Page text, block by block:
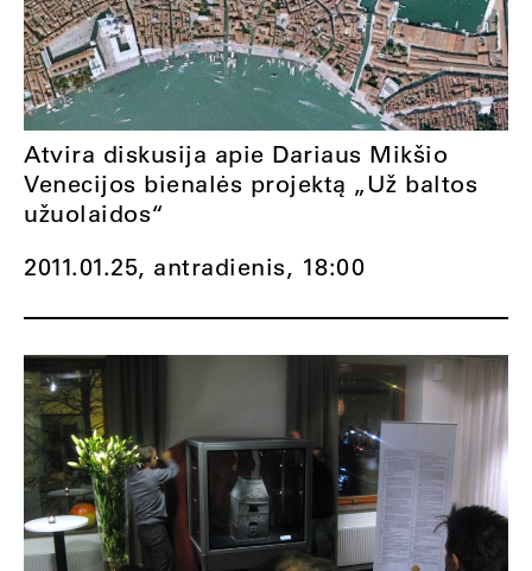
2011.01.25, antradienis, 18:00
Atvira diskusija apie Dariaus Mikšio
Venecijos bienalės projektą „Už baltos
užuolaidos“